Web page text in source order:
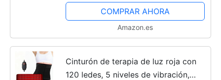
pulso, 3 niveles de potencia,
temporizador de 60...
COMPRAR AHORA
Amazon.es
Cinturón de terapia de luz roja con
120 ledes, 5 niveles de vibración,